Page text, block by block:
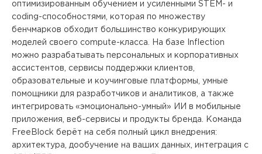
оптимизированным обучением и усиленными STEM- и
coding-способностями, которая по множеству
бенчмарков обходит большинство конкурирующих
моделей своего compute-класса. На базе Inflection
можно разрабатывать персональных и корпоративных
ассистентов, сервисы поддержки клиентов,
образовательные и коучинговые платформы, умные
помощники для разработчиков и аналитиков, а также
интегрировать «эмоционально-умный» ИИ в мобильные
приложения, веб-сервисы и продукты бренда. Команда
FreeBlock берёт на себя полный цикл внедрения:
архитектура, дообучение на ваших данных, интеграция с